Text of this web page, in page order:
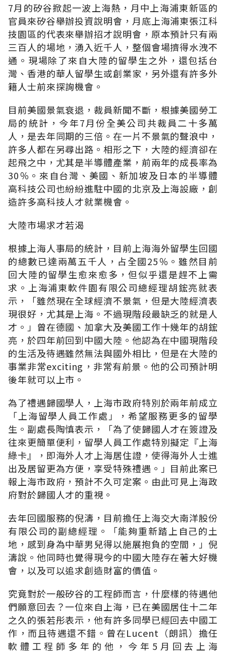
7月的矽谷掀起一波上海熱，月中上海浦東新區的
官員來矽谷舉辦投資說明會，月底上海浦東張江科
技園區的代表來舉辦招才說明會，原本預計只有兩
三百人的場地，湧入近千人，整個會場擠得水洩不
通。現場除了來自大陸的留學生之外，還包括台
灣、香港的華人留學生或創業家，另外還有許多外
籍人士前來探詢機會。
目前美國景氣衰退，裁員新聞不斷，根據美國勞工
局的統計，今年7月份全美公司共裁員二十多萬
人，是去年同期的三倍。在一片不景氣的聲浪中，
許多人都在另尋出路。相形之下，大陸的經濟卻在
起飛之中，尤其是半導體產業，前兩年的成長率為
30％。來自台灣、美國、新加坡及日本的半導體
高科技公司也紛紛進駐中國的北京及上海設廠，創
造許多高科技人才就業機會。
大陸市場求才若渴
根據上海人事局的統計，目前上海海外留學生回國
的總數已達兩萬五千人，占全國25％。雖然目前
回大陸的留學生愈來愈多，但似乎還是趕不上需
求。上海浦東軟件園有限公司總經理胡鋐亮就表
示，「雖然現在全球經濟不景氣，但是大陸經濟表
現很好，尤其是上海。不過現階段最缺乏的就是人
才。」曾在德國、加拿大及美國工作十幾年的胡鋐
亮，於四年前回到中國大陸。他認為在中國現階段
的生活及待遇雖然無法與國外相比，但是在大陸的
事業非常exciting，非常有前景。他的公司預計明
後年就可以上市。
為了禮遇歸國學人，上海市政府特別於兩年前成立
「上海留學人員工作處」，希望服務更多的留學
生。副處長陶慎表示，「為了使歸國人才在簽證及
往來更簡單便利，留學人員工作處特別擬定『上海
綠卡』，即海外人才上海居住證，使得海外人士進
出及居留更為方便，享受特殊禮遇。」目前此案已
報上海市政府，預計不久可定案。由此可見上海政
府對於歸國人才的重視。
去年回國服務的倪濤，目前擔任上海交大南洋股份
有限公司的副總經理。「能夠重新踏上自己的土
地，感到身為中華男兒得以施展抱負的空間，」倪
濤說。他同時也覺得現今的中國大陸存在著大好機
會，以及可以追求創造財富的價值。
究竟對於一般矽谷的工程師而言，什麼樣的待遇他
們願意回去？一位來自上海，已在美國居住十二年
之久的張若彤表示，他有許多同學已經回去中國工
作，而且待遇還不錯。曾在Lucent（朗訊）擔任
軟體工程師多年的他，今年5月回去上海